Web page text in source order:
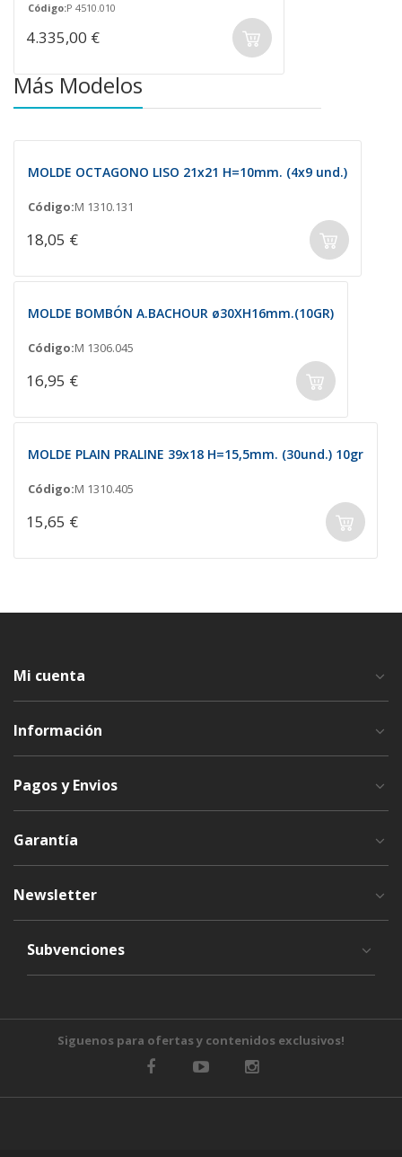
Código:P 4510.010
4.335,00 €
Más Modelos
MOLDE OCTAGONO LISO 21x21 H=10mm. (4x9 und.)
Código:M 1310.131
18,05 €
MOLDE BOMBÓN A.BACHOUR ø30XH16mm.(10GR)
Código:M 1306.045
16,95 €
MOLDE PLAIN PRALINE 39x18 H=15,5mm. (30und.) 10gr
Código:M 1310.405
15,65 €
Mi cuenta
Información
Pagos y Envios
Garantía
Newsletter
Subvenciones
Siguenos para ofertas y contenidos exclusivos!